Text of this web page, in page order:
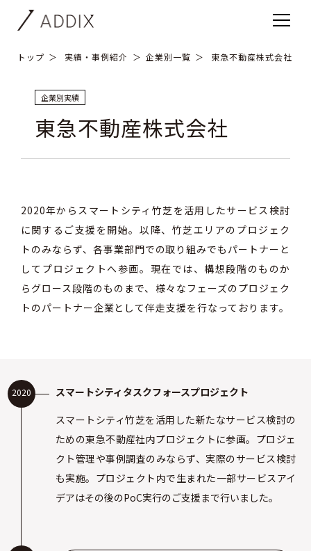
トップ 実績・事例紹介 企業別一覧 東急不動産株式会社
企業別実績
東急不動産株式会社
2020年からスマートシティ竹芝を活用したサービス検討
に関するご支援を開始。以降、竹芝エリアのプロジェク
トのみならず、各事業部門での取り組みでもパートナーと
してプロジェクトへ参画。現在では、構想段階のものか
らグロース段階のものまで、様々なフェーズのプロジェク
トのパートナー企業として伴走支援を行なっております。
2020
スマートシティタスクフォースプロジェクト
スマートシティ竹芝を活用した新たなサービス検討の
ための東急不動産社内プロジェクトに参画。プロジェ
クト管理や事例調査のみならず、実際のサービス検討
も実施。プロジェクト内で生まれた一部サービスアイ
デアはその後のPoC実行のご支援まで行いました。